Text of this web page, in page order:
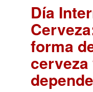
Día
forma
cerveza